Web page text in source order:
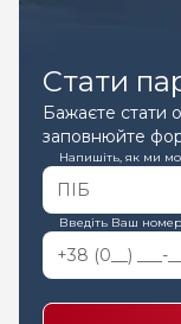
Стати
Бажаєте стати
заповнюйте
Напишіть, як ми
Введіть Ваш